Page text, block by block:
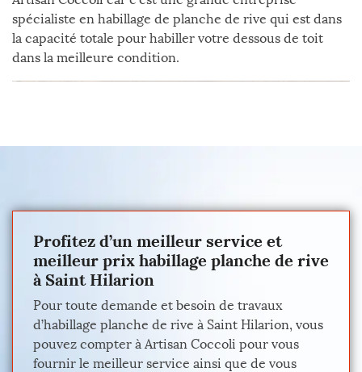
spécialiste en habillage de planche de rive qui est dans
la capacité totale pour habiller votre dessous de toit
dans la meilleure condition.
Profitez d’un meilleur service et
meilleur prix habillage planche de rive
à Saint Hilarion
Pour toute demande et besoin de travaux
d’habillage planche de rive à Saint Hilarion, vous
pouvez compter à Artisan Coccoli pour vous
fournir le meilleur service ainsi que de vous